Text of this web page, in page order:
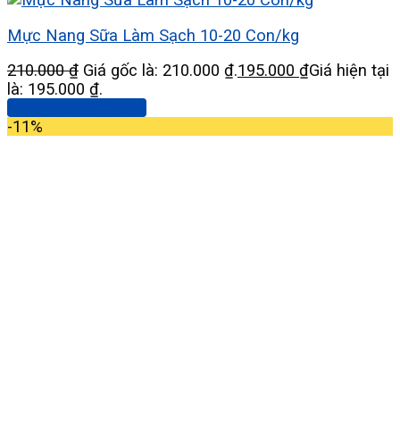
Mực Nang Sữa Làm Sạch 10-20 Con/kg
210.000₫ Giá gốc là: 210.000 ₫.195.000 ₫Giá hiện tại
là: 195.000 ₫.
-11%